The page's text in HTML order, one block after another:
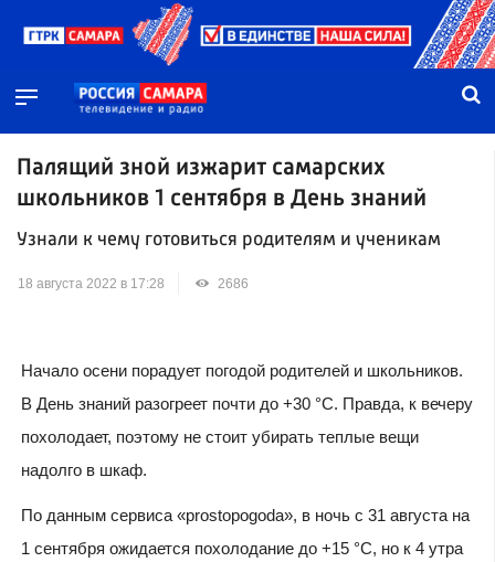
Палящий зной изжарит самарских
школьников 1 сентября в День знаний
Узнали к чему готовиться родителям и ученикам
18 августа 2022 в 17:28 2686
Начало осени порадует погодой родителей и школьников.
В День знаний разогреет почти до +30 °C. Правда, к вечеру
похолодает, поэтому не стоит убирать теплые вещи
надолго в шкаф.
По данным сервиса «prostopogoda», в ночь с 31 августа на
1 сентября ожидается похолодание до +15 °C, но к 4 утра